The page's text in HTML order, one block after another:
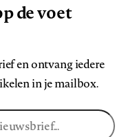
de voet
en ontvang iedere
in je mailbox.